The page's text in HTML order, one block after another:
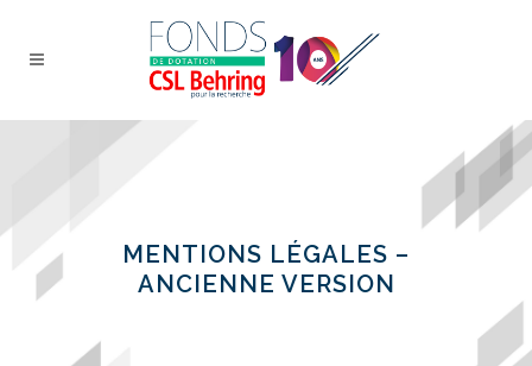
MENTIONS LÉGALES –
ANCIENNE VERSION